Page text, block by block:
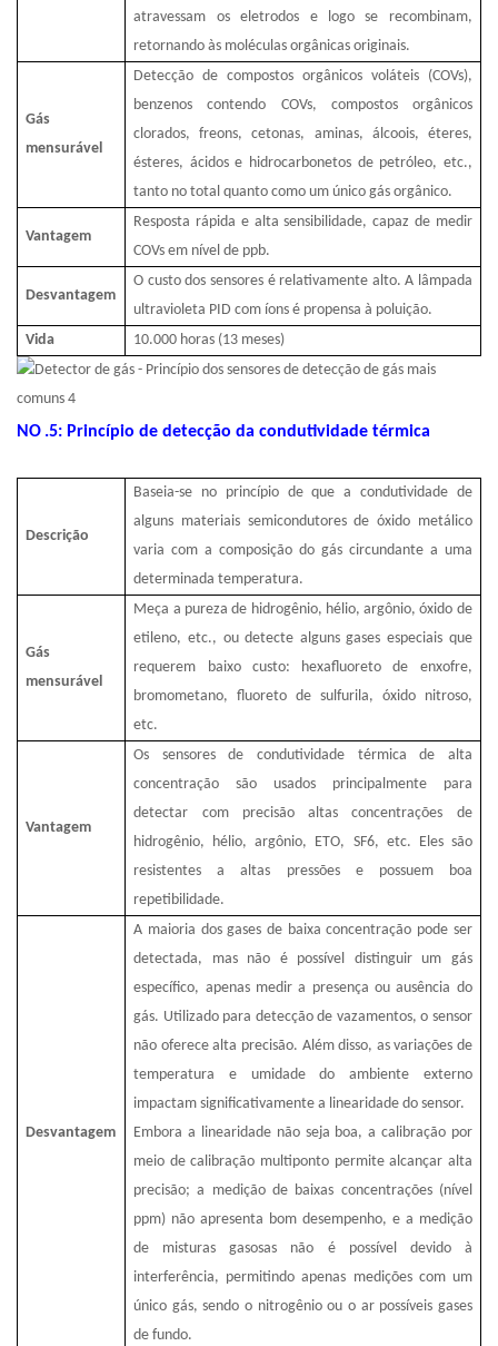
atravessam os eletrodos e logo se recombinam,
retornando às moléculas orgânicas originais.
Gás
mensurável
Detecção de compostos orgânicos voláteis (COVs),
benzenos contendo COVs, compostos orgânicos
clorados, freons, cetonas, aminas, álcoois, éteres,
ésteres, ácidos e hidrocarbonetos de petróleo, etc.,
tanto no total quanto como um único gás orgânico.
Vantagem
Resposta rápida e alta sensibilidade, capaz de medir
COVs em nível de ppb.
Desvantagem
O custo dos sensores é relativamente alto. A lâmpada
ultravioleta PID com íons é propensa à poluição.
Vida
10.000 horas (13 meses)
NO .5: Princípio de detecção da condutividade térmica
Descrição
Baseia-se no princípio de que a condutividade de
alguns materiais semicondutores de óxido metálico
varia com a composição do gás circundante a uma
determinada temperatura.
Gás
mensurável
Meça a pureza de hidrogênio, hélio, argônio, óxido de
etileno, etc., ou detecte alguns gases especiais que
requerem baixo custo: hexafluoreto de enxofre,
bromometano, fluoreto de sulfurila, óxido nitroso,
etc.
Vantagem
Os sensores de condutividade térmica de alta
concentração são usados ​​principalmente para
detectar com precisão altas concentrações de
hidrogênio, hélio, argônio, ETO, SF6, etc. Eles são
resistentes a altas pressões e possuem boa
repetibilidade.
Desvantagem
A maioria dos gases de baixa concentração pode ser
detectada, mas não é possível distinguir um gás
específico, apenas medir a presença ou ausência do
gás. Utilizado para detecção de vazamentos, o sensor
não oferece alta precisão. Além disso, as variações de
temperatura e umidade do ambiente externo
impactam significativamente a linearidade do sensor.
Embora a linearidade não seja boa, a calibração por
meio de calibração multiponto permite alcançar alta
precisão; a medição de baixas concentrações (nível
ppm) não apresenta bom desempenho, e a medição
de misturas gasosas não é possível devido à
interferência, permitindo apenas medições com um
único gás, sendo o nitrogênio ou o ar possíveis gases
de fundo.